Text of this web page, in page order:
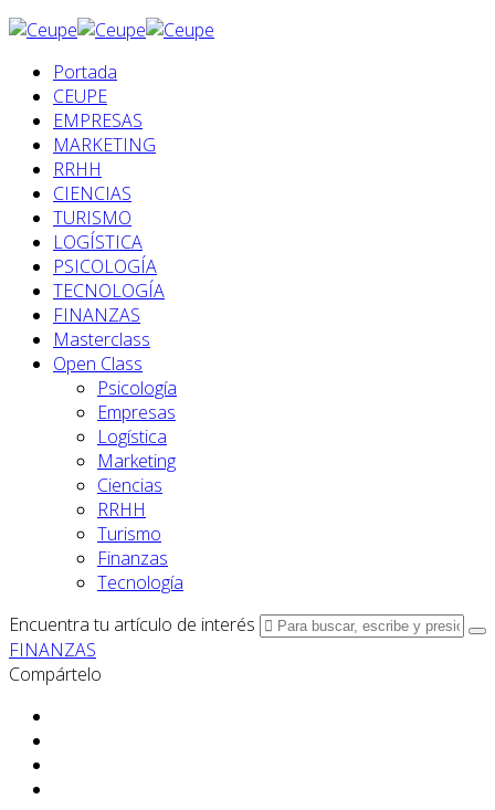
Portada
CEUPE
EMPRESAS
MARKETING
RRHH
CIENCIAS
TURISMO
LOGÍSTICA
PSICOLOGÍA
TECNOLOGÍA
FINANZAS
Masterclass
Open Class
Psicología
Empresas
Logística
Marketing
Ciencias
RRHH
Turismo
Finanzas
Tecnología
Encuentra tu artículo de interés
FINANZAS
Compártelo